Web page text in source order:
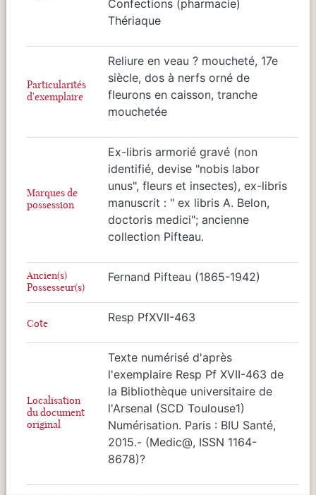
Confections (pharmacie)
Thériaque
Particularités
d'exemplaire
Reliure en veau ? moucheté, 17e
siècle, dos à nerfs orné de
fleurons en caisson, tranche
mouchetée
Marques de
possession
Ex-libris armorié gravé (non
identifié, devise "nobis labor
unus", fleurs et insectes), ex-libris
manuscrit : " ex libris A. Belon,
doctoris medici"; ancienne
collection Pifteau.
Ancien(s)
Possesseur(s)
Fernand Pifteau (1865-1942)
Cote Resp PfXVII-463
Localisation
du document
original
Texte numérisé d'après
l'exemplaire Resp Pf XVII-463 de
la Bibliothèque universitaire de
l'Arsenal (SCD Toulouse1)
Numérisation. Paris : BIU Santé,
2015.- (Medic@, ISSN 1164-
8678)?